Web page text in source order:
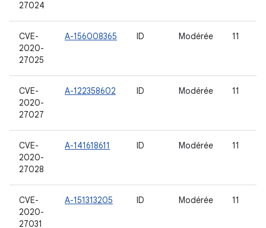
27024
CVE-
2020-
27025
A-156008365 ID Modérée 11
CVE-
2020-
27027
A-122358602 ID Modérée 11
CVE-
2020-
27028
A-141618611 ID Modérée 11
CVE-
2020-
27031
A-151313205 ID Modérée 11